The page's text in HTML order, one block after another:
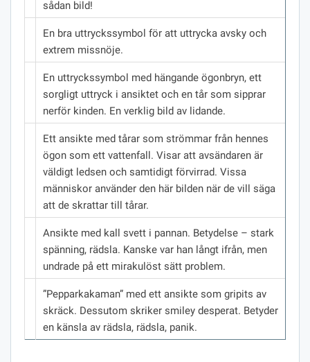
sådan bild!
En bra uttryckssymbol för att uttrycka avsky och
extrem missnöje.
En uttryckssymbol med hängande ögonbryn, ett
sorgligt uttryck i ansiktet och en tår som sipprar
nerför kinden. En verklig bild av lidande.
Ett ansikte med tårar som strömmar från hennes
ögon som ett vattenfall. Visar att avsändaren är
väldigt ledsen och samtidigt förvirrad. Vissa
människor använder den här bilden när de vill säga
att de skrattar till tårar.
Ansikte med kall svett i pannan. Betydelse – stark
spänning, rädsla. Kanske var han långt ifrån, men
undrade på ett mirakulöst sätt problem.
”Pepparkakaman” med ett ansikte som gripits av
skräck. Dessutom skriker smiley desperat. Betyder
en känsla av rädsla, rädsla, panik.